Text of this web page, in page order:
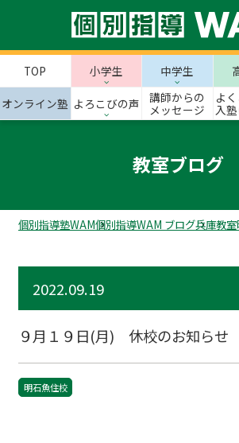
TOP 小学生 中学生
オンライン塾 よろこびの声
講師からの
メッセージ
よ
入
教室ブログ
個別指導塾WAM個別指導WAM ブログ兵庫教室
2022.09.19
９月１９日(月) 休校のお知らせ
明石魚住校